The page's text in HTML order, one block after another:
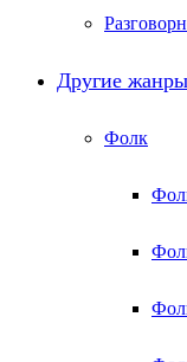
Другие жанры
Фолк